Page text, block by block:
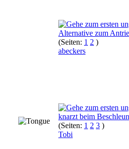
Alternative zum
(Seiten: 1 2 )
abeckers
knarzt beim
(Seiten: 1 2 3 )
Tobi